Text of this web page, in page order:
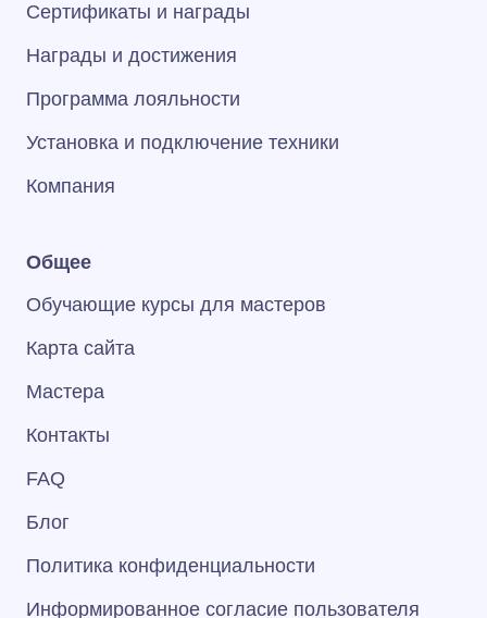
Сертификаты и награды
Награды и достижения
Программа лояльности
Установка и подключение техники
Компания
Общее
Обучающие курсы для мастеров
Карта сайта
Мастера
Контакты
FAQ
Блог
Политика конфиденциальности
Информированное согласие пользователя